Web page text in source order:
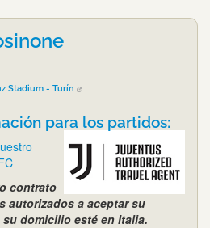
Stadium - Turín
para los partidos:
contrato
autorizados a aceptar su
domicilio esté en Italia.